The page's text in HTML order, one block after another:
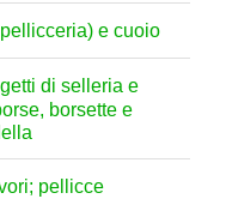
e cuoio
di selleria e
borsette e
pellicce